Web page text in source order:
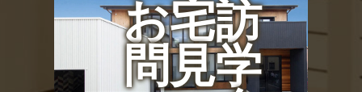
お宅訪
問見学